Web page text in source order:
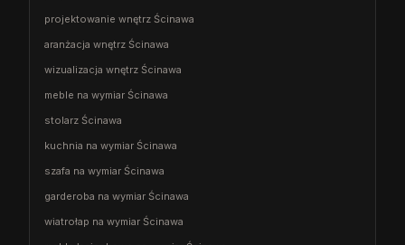
projektowanie wnętrz Ścinawa
aranżacja wnętrz Ścinawa
wizualizacja wnętrz Ścinawa
meble na wymiar Ścinawa
stolarz Ścinawa
kuchnia na wymiar Ścinawa
szafa na wymiar Ścinawa
garderoba na wymiar Ścinawa
wiatrołap na wymiar Ścinawa